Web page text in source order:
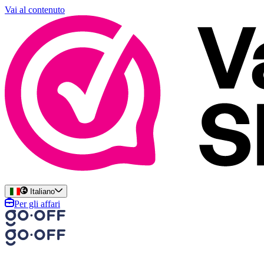
Vai al contenuto
Italiano
Per gli affari